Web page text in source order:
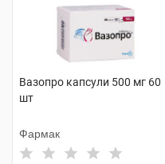
Вазопро капсули 500 мг 60
шт
Фармак